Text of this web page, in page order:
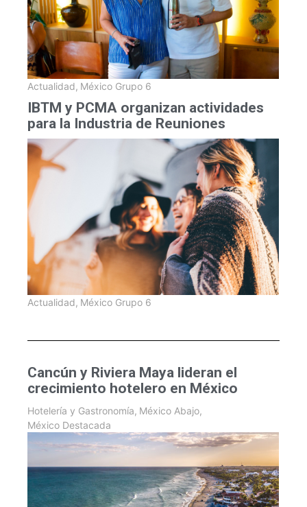
Actualidad, México Grupo 6
IBTM y PCMA organizan actividades
para la Industria de Reuniones
Actualidad, México Grupo 6
Cancún y Riviera Maya lideran el
crecimiento hotelero en México
Hotelería y Gastronomía, México Abajo,
México Destacada